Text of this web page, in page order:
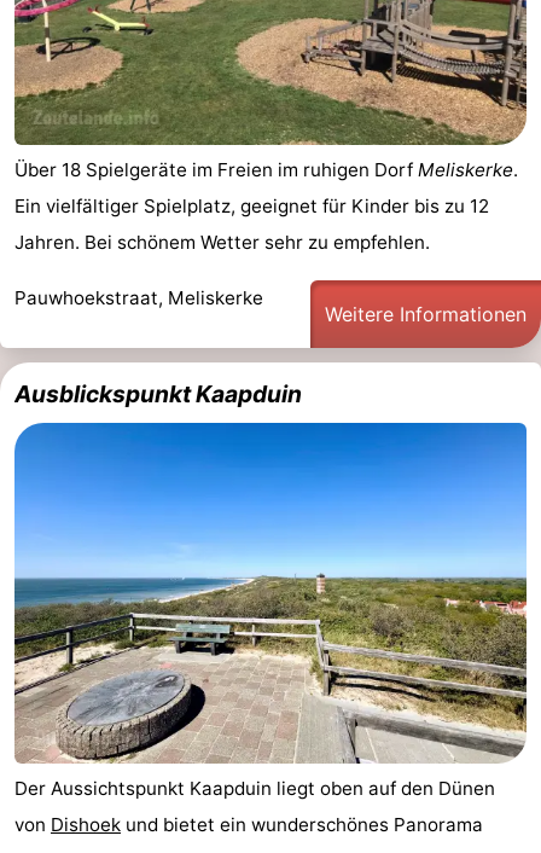
Über 18 Spielgeräte im Freien im ruhigen Dorf Meliskerke.
Ein vielfältiger Spielplatz, geeignet für Kinder bis zu 12
Jahren. Bei schönem Wetter sehr zu empfehlen.
Pauwhoekstraat, Meliskerke
Weitere Informationen
Ausblickspunkt Kaapduin
Der Aussichtspunkt Kaapduin liegt oben auf den Dünen
von Dishoek und bietet ein wunderschönes Panorama